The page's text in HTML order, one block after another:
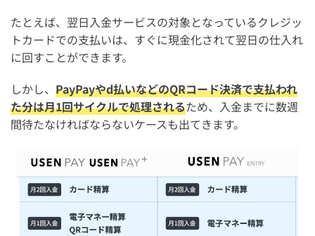
たとえば、翌日入金サービスの対象となっているクレジッ
トカードでの支払いは、すぐに現金化されて翌日の仕入れ
に回すことができます。
しかし、 PayPayやd払いなどのQRコード決済で支払われ
た分は月1回サイクルで処理されるため、入金までに数週
間待たなければならないケースも出てきます。